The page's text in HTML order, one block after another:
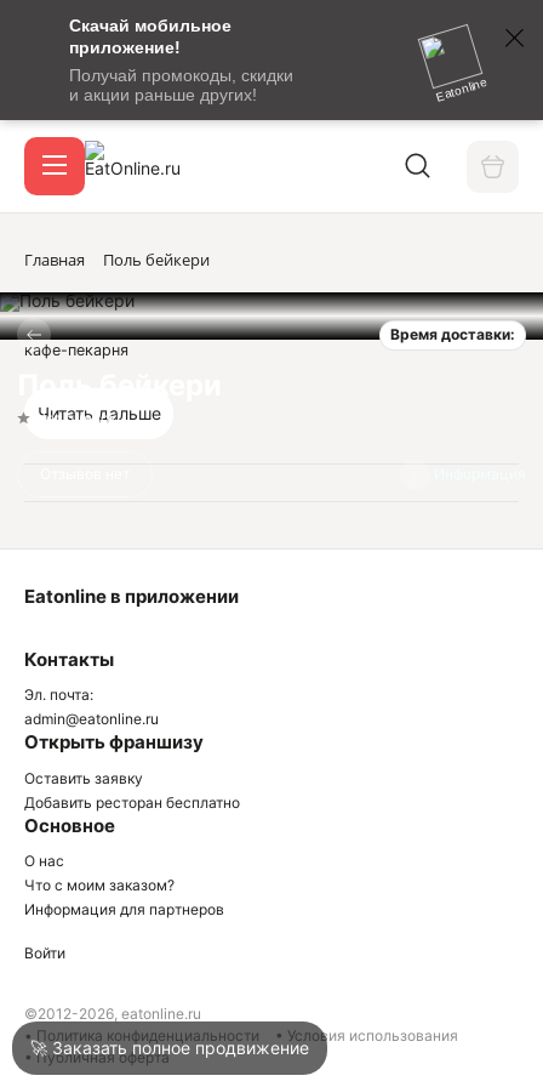
Скачай мобильное
приложение!
Получай промокоды, скидки
и акции раньше других!
Eatonline
сообщение
кодом
подтверждения
Вход / регистрация
Акции
Войти
Написать в техподдержку
Главная Поль бейкери
Время доставки:
Нет оценок
кафе-пекарня
Читать дальше
Контакты
Эл. почта:
admin@eatonline.ru
Открыть франшизу
Оставить заявку
Добавить ресторан бесплатно
Основное
О нас
Что с моим заказом?
Информация для партнеров
Eatonline в приложении
Войти
©2012-2026, eatonline.ru
• Политика конфиденциальности
• Условия использования
• Публичная оферта
🚀 Заказать полное продвижение